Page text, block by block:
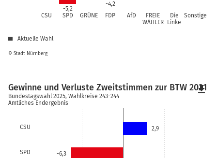
CSU SPD GRÜNE FDP AfD
FREIE
WÄHLER
Die
Linke
Sonstige
-5,2
-4,2
© Stadt Nürnberg
Aktuelle Wahl
CSU
SPD
2,9
-6,3
Gewinne und Verluste Zweitstimmen zur BTW 2021
Bundestagswahl 2025, Wahlkreise 243-244
Amtliches Endergebnis
file_download